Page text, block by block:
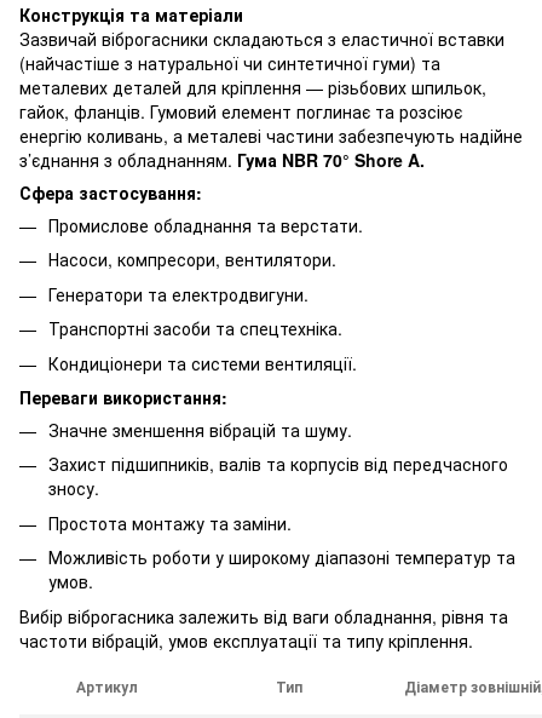
Конструкція та матеріали
Зазвичай віброгасники складаються з еластичної вставки
(найчастіше з натуральної чи синтетичної гуми) та
металевих деталей для кріплення — різьбових шпильок,
гайок, фланців. Гумовий елемент поглинає та розсіює
енергію коливань, а металеві частини забезпечують надійне
з’єднання з обладнанням. Гума NBR 70° Shore A.
Сфера застосування:
Промислове обладнання та верстати.
Насоси, компресори, вентилятори.
Генератори та електродвигуни.
Транспортні засоби та спецтехніка.
Кондиціонери та системи вентиляції.
Переваги використання:
Значне зменшення вібрацій та шуму.
Захист підшипників, валів та корпусів від передчасного
зносу.
Простота монтажу та заміни.
Можливість роботи у широкому діапазоні температур та
умов.
Вибір віброгасника залежить від ваги обладнання, рівня та
частоти вібрацій, умов експлуатації та типу кріплення.
Артикул Тип Діаметр